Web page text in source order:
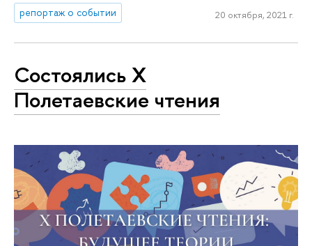
репортаж о событии
20 октября, 2021 г.
Состоялись X
Полетаевские чтения